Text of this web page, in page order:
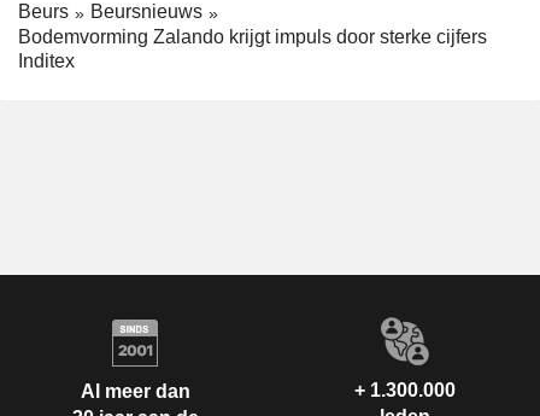
Beurs
Beursnieuws
Bodemvorming Zalando krijgt impuls door sterke cijfers
Inditex
Al meer dan
+ 1.300.000